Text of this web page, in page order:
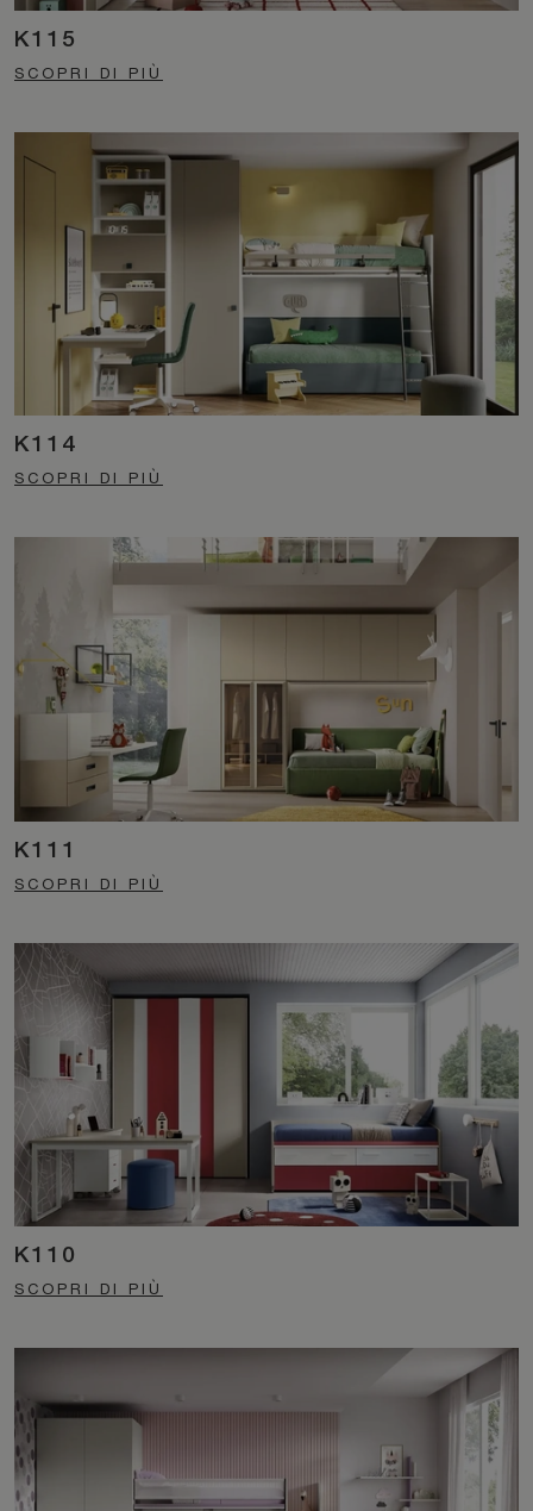
K115
SCOPRI DI PIÙ
K114
SCOPRI DI PIÙ
K111
SCOPRI DI PIÙ
K110
SCOPRI DI PIÙ